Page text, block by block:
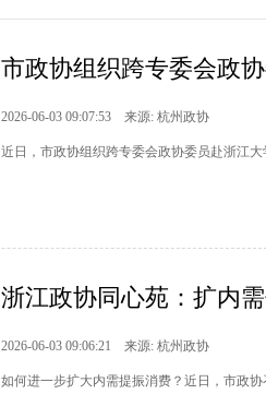
市政协组织跨专委会政
2026-06-03 09:07:53 来源: 杭州政协
近日，市政协组织跨专委会政协委员赴浙江
浙江政协同心苑：扩内
2026-06-03 09:06:21 来源: 杭州政协
如何进一步扩大内需提振消费？近日，市政